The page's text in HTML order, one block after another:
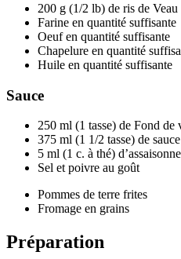
200 g (1/2 lb) de ris de
Farine en quantité suffisante
Oeuf en quantité suffisante
Chapelure en quantité
Huile en quantité suffisante
Sauce
250 ml (1 tasse) de Fond de
375 ml (1 1/2 tasse) de
5 ml (1 c. à thé)
Sel et poivre au goût
Pommes de terre frites
Fromage en grains
Préparation